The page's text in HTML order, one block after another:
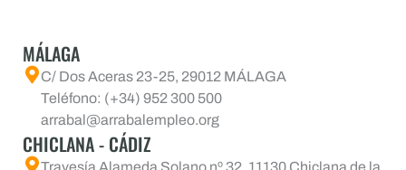
MÁLAGA
C/ Dos Aceras 23-25, 29012 MÁLAGA
Teléfono: (+34) 952 300 500
arrabal@arrabalempleo.org
CHICLANA - CÁDIZ
Travesía Alameda Solano nº 32, 11130 Chiclana de la